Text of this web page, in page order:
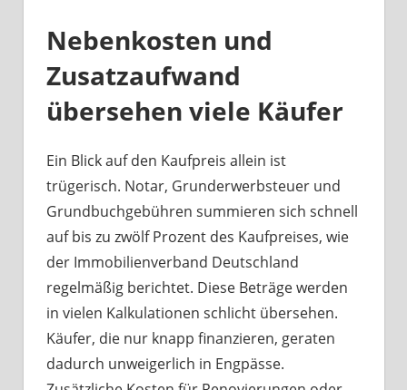
Nebenkosten und
Zusatzaufwand
übersehen viele Käufer
Ein Blick auf den Kaufpreis allein ist
trügerisch. Notar, Grunderwerbsteuer und
Grundbuchgebühren summieren sich schnell
auf bis zu zwölf Prozent des Kaufpreises, wie
der Immobilienverband Deutschland
regelmäßig berichtet. Diese Beträge werden
in vielen Kalkulationen schlicht übersehen.
Käufer, die nur knapp finanzieren, geraten
dadurch unweigerlich in Engpässe.